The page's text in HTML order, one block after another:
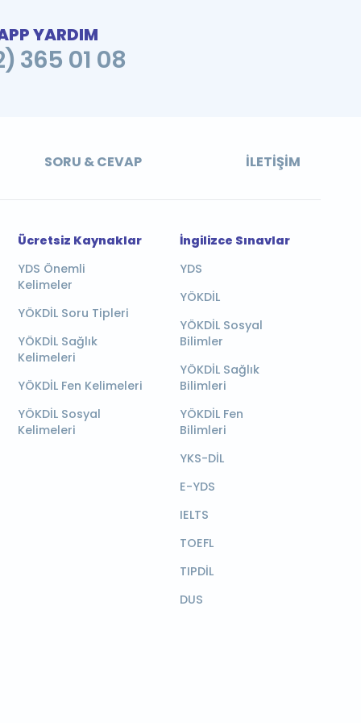
YARDIM
365 01 08
SORU & CEVAP İLETIŞIM
Ücretsiz Kaynaklar
YDS Önemli
Kelimeler
YÖKDİL Soru Tipleri
YÖKDİL Sağlık
Kelimeleri
YÖKDİL Fen Kelimeleri
YÖKDİL Sosyal
Kelimeleri
İngilizce Sınavlar
YDS
YÖKDİL
YÖKDİL Sosyal
Bilimler
YÖKDİL Sağlık
Bilimleri
YÖKDİL Fen
Bilimleri
YKS-DİL
E-YDS
IELTS
TOEFL
TIPDİL
DUS